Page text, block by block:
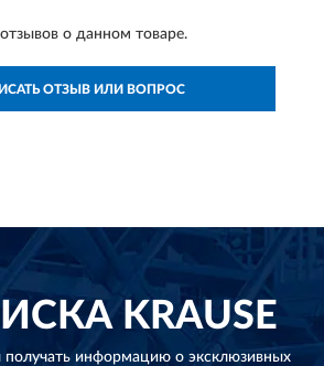
о данном товаре.
ОТЗЫВ ИЛИ ВОПРОС
KRAUSE
информацию о эксклюзивных